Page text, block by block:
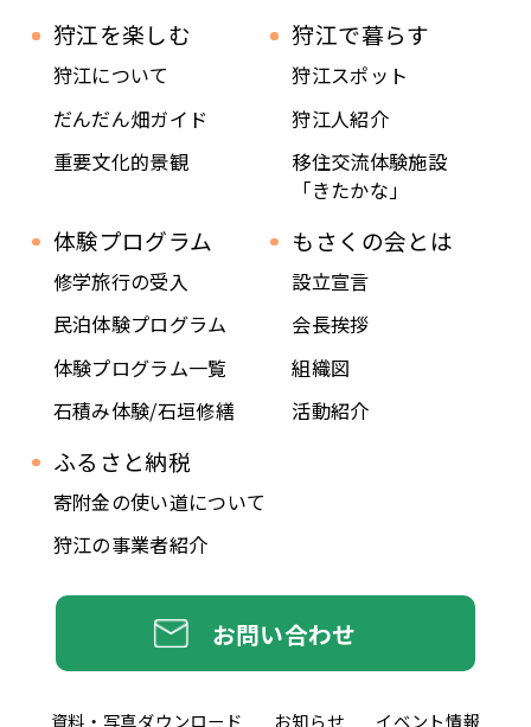
狩江を楽しむ
狩江について
だんだん畑ガイド
重要文化的景観
狩江で暮らす
狩江スポット
狩江人紹介
移住交流体験施設
「きたかな」
体験プログラム
修学旅行の受入
民泊体験プログラム
体験プログラム一覧
石積み体験/石垣修繕
もさくの会とは
設立宣言
会長挨拶
組織図
活動紹介
ふるさと納税
寄附金の使い道について
狩江の事業者紹介
お問い合わせ
資料・写真ダウンロード お知らせ イベント情報